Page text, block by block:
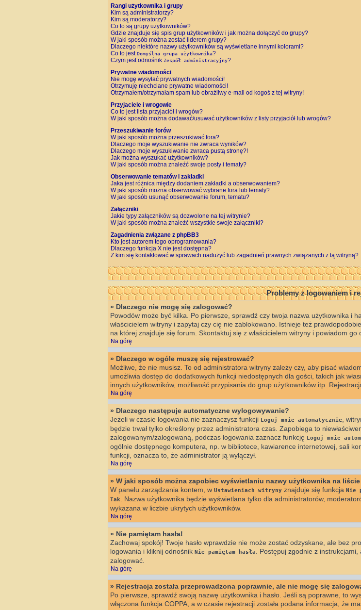
Rangi użytkownika i grupy
Kim są administratorzy?
Kim są moderatorzy?
Co to są grupy użytkowników?
Gdzie znajduje się spis grup użytkowników i jak można dołączyć do grupy?
W jaki sposób można zostać liderem grupy?
Dlaczego niektóre nazwy użytkowników są wyświetlane innymi kolorami?
Co to jestDomyślna grupa użytkownika?
Czym jest odnośnik Zespół administracyjny?
Prywatne wiadomości
Nie mogę wysyłać prywatnych wiadomości!
Otrzymuję niechciane prywatne wiadomości!
Otrzymałem/otrzymałam spam lub obraźliwy e-mail od kogoś z tej witryny!
Przyjaciele i wrogowie
Co to jest lista przyjaciół i wrogów?
W jaki sposób można dodawać/usuwać użytkowników z listy przyjaciół lub wrogów?
Przeszukiwanie forów
W jaki sposób można przeszukiwać fora?
Dlaczego moje wyszukiwanie nie zwraca wyników?
Dlaczego moje wyszukiwanie zwraca pustą stronę?!
Jak można wyszukać użytkowników?
W jaki sposób można znaleźć swoje posty i tematy?
Obserwowanie tematów i zakładki
Jaka jest różnica między dodaniem zakładki a obserwowaniem?
W jaki sposób można obserwować wybrane fora lub tematy?
W jaki sposób usunąć obserwowanie forum, tematu?
Załączniki
Jakie typy załączników są dozwolone na tej witrynie?
W jaki sposób można znaleźć wszystkie swoje załączniki?
Zagadnienia związane z phpBB3
Kto jest autorem tego oprogramowania?
Dlaczego funkcja X nie jest dostępna?
Z kim się kontaktować w sprawach nadużyć lub zagadnień prawnych związanych z tą witryną?
Problemy z logowaniem i
» Dlaczego nie mogę się zalogować?
Powodów może być kilka. Po pierwsze, sprawdź czy twoja nazwa użytkownika i
właścicielem witryny i zapytaj czy cię nie zablokowano. Istnieje też
na której znajduje się forum. Skontaktuj się z właścicielem witryny i powiadom
Na górę
» Dlaczego w ogóle muszę się rejestrować?
Możliwe, że nie musisz. To od administratora witryny zależy czy, aby pisać
umożliwia dostęp do dodatkowych funkcji niedostępnych dla gości, takich jak
innych użytkowników, możliwość przypisania do grup użytkowników itp.
Na górę
» Dlaczego następuje automatyczne wylogowywanie?
Jeżeli w czasie logowania nie zaznaczysz funkcji Loguj mnie automatycznie ,
będzie trwał tylko określony przez administratora czas. Zapobiega to
zalogowanym/zalogowaną, podczas logowania zaznacz funkcję Loguj mnie
ogólnie dostępnego komputera, np. w bibliotece, kawiarence internetowej, sali
funkcji, oznacza to, że administrator ją wyłączył.
Na górę
» W jaki sposób można zapobiec wyświetlaniu nazwy użytkownika na
W panelu zarządzania kontem, w Ustawieniach witryny znajduje się funkcja Nie
Tak . Nazwa użytkownika będzie wyświetlana tylko dla administratorów,
wykazana w liczbie ukrytych użytkowników.
Na górę
» Nie pamiętam hasła!
Zachowaj spokój! Twoje hasło wprawdzie nie może zostać odzyskane, ale bez
logowania i kliknij odnośnik Nie pamiętam hasła
. Postępuj zgodnie z
zalogować.
Na górę
» Rejestracja została przeprowadzona poprawnie, ale nie mogę się
Po pierwsze, sprawdź swoją nazwę użytkownika i hasło. Jeśli są poprawne, to
włączona funkcja COPPA, a w czasie rejestracji została podana informacja, że